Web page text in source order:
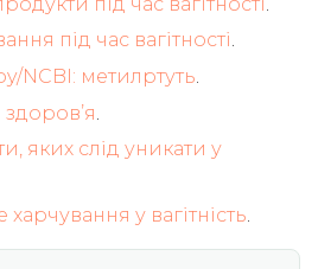
під час вагітності.
NCBI: метилртуть.
яких слід уникати у
у вагітність